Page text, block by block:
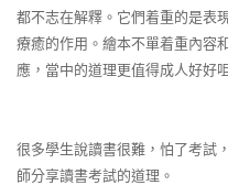
都不志在解釋。它們着重的是表
療癒的作用。繪本不單着重內容
應，當中的道理更值得成人好好
很多學生說讀書很難，怕了考試
師分享讀書考試的道理。